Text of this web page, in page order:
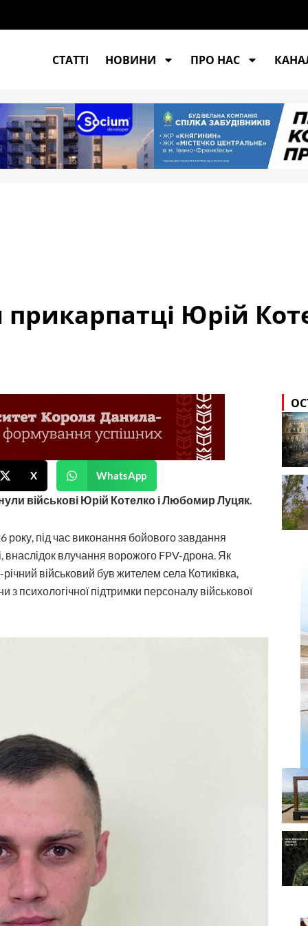
СТАТТІ НОВИНИ ПРО НАС
прикарпатці Юрій
X WhatsApp
військові Юрій Котелко і Любомир Луцяк.
під час виконання бойового завдання
внаслідок влучання ворожого FPV-дрона. Як
військовий був жителем села Котиківка,
психологічної підтримки персоналу військової